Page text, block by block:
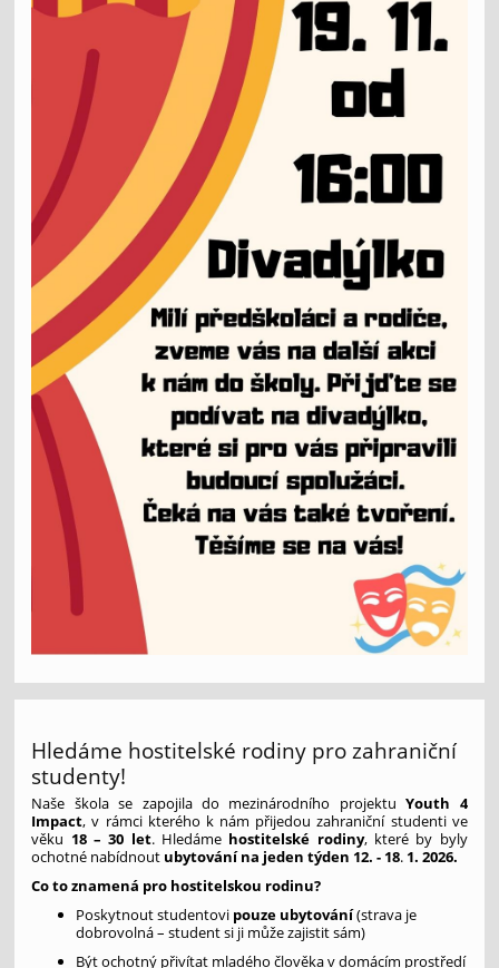
Hledáme hostitelské rodiny pro zahraniční
studenty!
Naše škola se zapojila do mezinárodního projektuYouth 4
Impact, v rámci kterého k nám přijedou zahraniční studenti ve
věku 18 – 30 let. Hledáme hostitelské rodiny, které by byly
ochotné nabídnout ubytování na jeden týden 12. - 18. 1. 2026.
Co to znamená pro hostitelskou rodinu?
Poskytnout studentovi pouze ubytování(strava je
dobrovolná – student si ji může zajistit sám)
Být ochotný přivítat mladého člověka v domácím prostředí